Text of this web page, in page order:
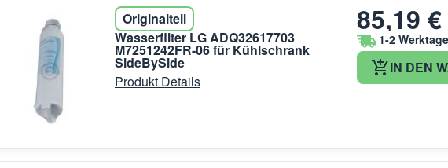
Originalteil
Wasserfilter LG ADQ32617703
M7251242FR-06 für Kühlschrank
SideBySide
Produkt Details
85,19 €
1-2 Werktage
IN DEN